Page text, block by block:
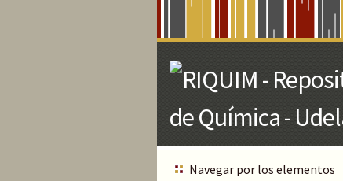
Navegar por los elementos